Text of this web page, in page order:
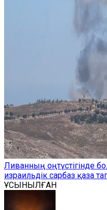
Ливанның оңтүстігінде
израильдік сарбаз қаза
ҰСЫНЫЛҒАН